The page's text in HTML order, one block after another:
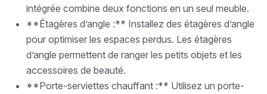
intégrée combine deux fonctions en un seul meuble.
**Étagères d’angle :** Installez des étagères d’angle
pour optimiser les espaces perdus. Les étagères
d’angle permettent de ranger les petits objets et les
accessoires de beauté.
**Porte-serviettes chauffant :** Utilisez un porte-